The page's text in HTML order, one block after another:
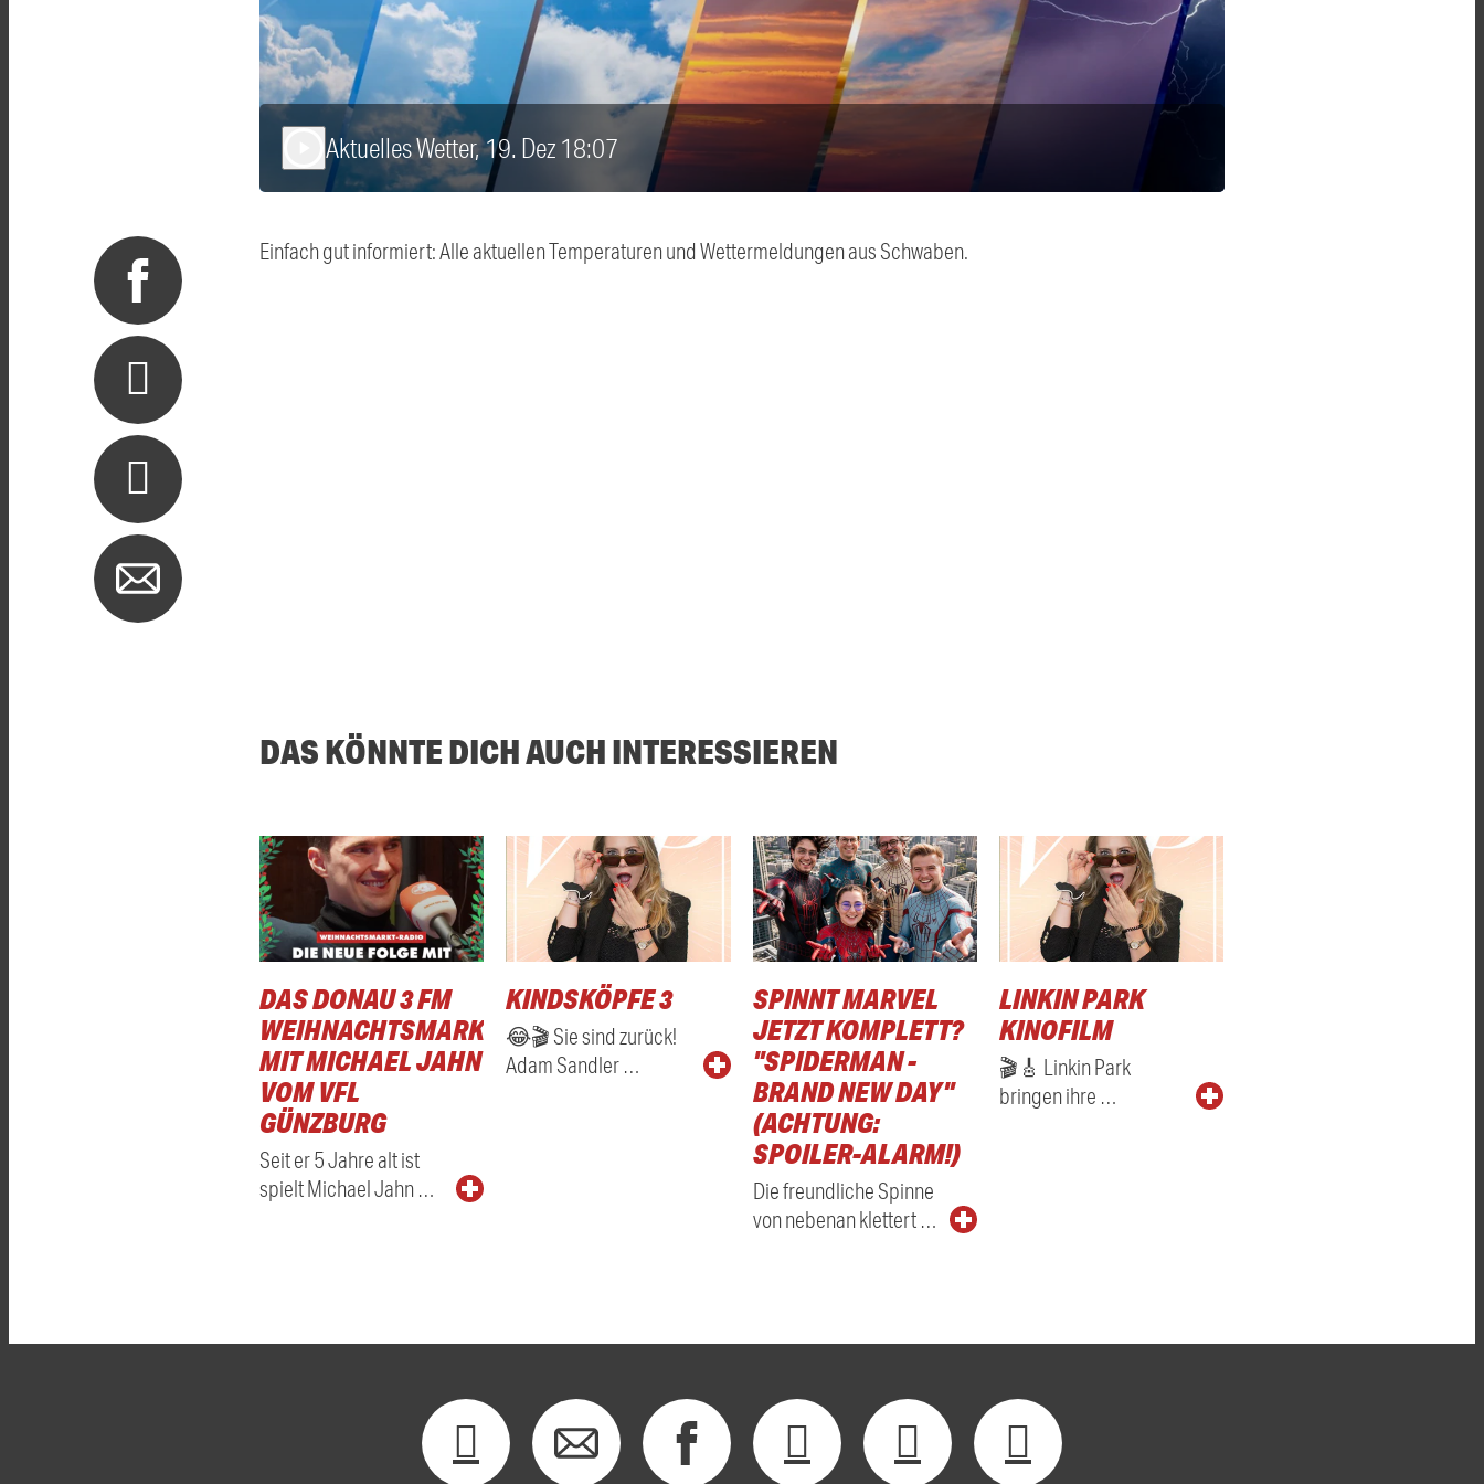
Aktuelles Wetter, 19. Dez 18:07
Einfach gut informiert: Alle aktuellen Temperaturen und Wettermeldungen aus Schwaben.
DAS KÖNNTE DICH AUCH INTERESSIEREN
DAS DONAU 3 FM
WEIHNACHTSMARKTRADIO
MIT MICHAEL JAHN
VOM VFL
GÜNZBURG
Seit er 5 Jahre alt ist
spielt Michael Jahn …
KINDSKÖPFE 3
😂🎬 Sie sind zurück!
Adam Sandler …
SPINNT MARVEL
JETZT KOMPLETT?
"SPIDERMAN -
BRAND NEW DAY"
(ACHTUNG:
SPOILER-ALARM!)
Die freundliche Spinne
von nebenan klettert …
LINKIN PARK
KINOFILM
🎬🎸 Linkin Park
bringen ihre …